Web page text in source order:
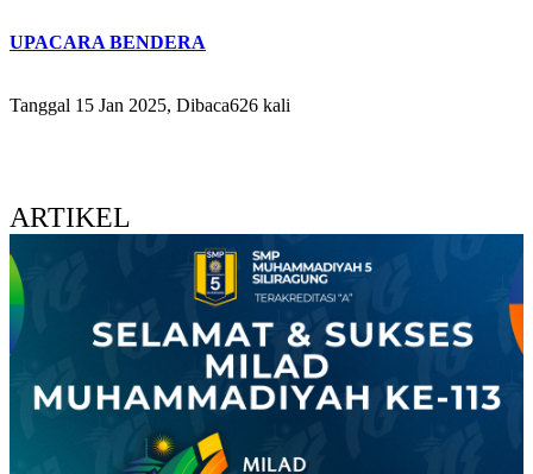
UPACARA BENDERA
Tanggal 15 Jan 2025, Dibaca626 kali
ARTIKEL